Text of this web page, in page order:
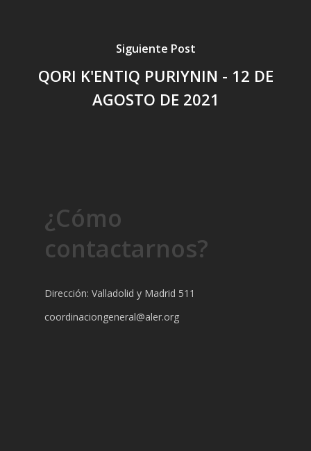
Siguiente Post
QORI K'ENTIQ PURIYNIN - 12 DE
AGOSTO DE 2021
¿Cómo
contactarnos?
Dirección: Valladolid y Madrid 511
coordinaciongeneral@aler.org